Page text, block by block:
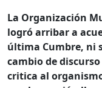
La Organización
logró arribar a
última Cumbre, ni
cambio de
critica al